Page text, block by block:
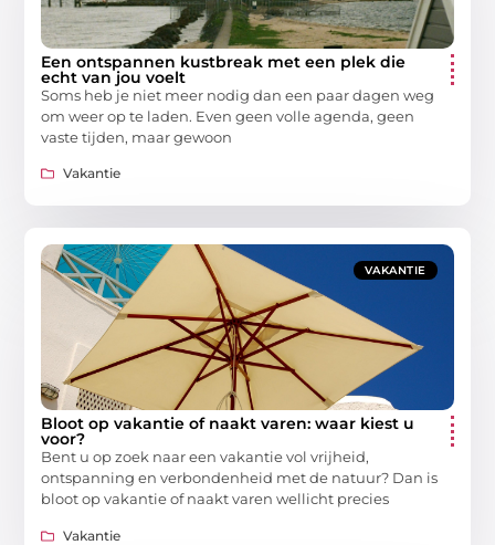
Een ontspannen kustbreak met een plek die
echt van jou voelt
Soms heb je niet meer nodig dan een paar dagen weg
om weer op te laden. Even geen volle agenda, geen
vaste tijden, maar gewoon
Vakantie
VAKANTIE
Bloot op vakantie of naakt varen: waar kiest u
voor?
Bent u op zoek naar een vakantie vol vrijheid,
ontspanning en verbondenheid met de natuur? Dan is
bloot op vakantie of naakt varen wellicht precies
Vakantie